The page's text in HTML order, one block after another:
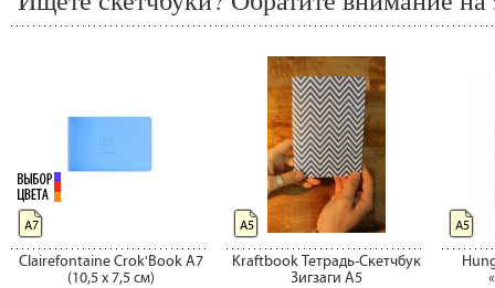
Clairefontaine Crok'Book A7
(10,5 x 7,5 см)
А7
Kraftbook Тетрадь-Скетчбук
Зигзаги А5
А5 А5